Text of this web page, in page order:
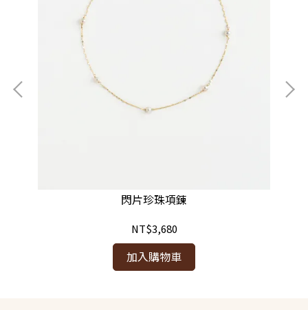
閃片珍珠項鍊
NT$3,680
加入購物車